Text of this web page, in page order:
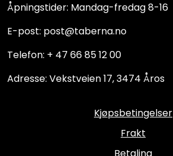
Åpningstider: Mandag-fredag 8-16
E-post: post@taberna.no
Telefon: + 47 66 85 12 00
Adresse: Vekstveien 17, 3474 Åros
Kjøpsbetingelser
Frakt